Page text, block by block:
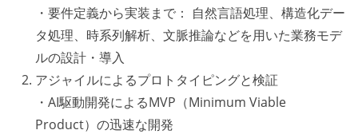
・要件定義から実装まで： 自然言語処理、構造化デー
タ処理、時系列解析、文脈推論などを用いた業務モデ
ルの設計・導入
アジャイルによるプロトタイピングと検証
・AI駆動開発によるMVP（Minimum Viable
Product）の迅速な開発